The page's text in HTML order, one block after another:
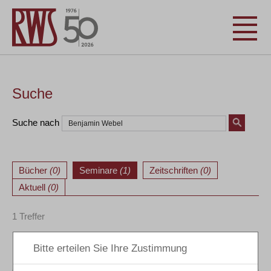
Suche
Suche nach
Bücher (0) Seminare (1) Zeitschriften (0)
Aktuell (0)
1 Treffer
Datum Veranstaltung